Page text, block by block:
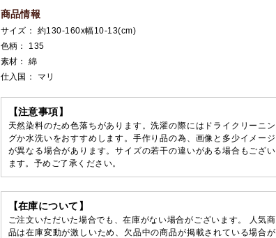
商品情報
サイズ： 約130-160x幅10-13(cm)
色柄： 135
素材： 綿
仕入国： マリ
【注意事項】
天然染料のため色落ちがあります。洗濯の際にはドライクリーニン
グか水洗いをおすすめします。手作り品の為、画像と多少イメージ
が異なる場合があります。サイズの若干の違いがある場合もござい
ます。予めご了承ください。
【在庫について】
ご注文いただいた場合でも、在庫がない場合がございます。 人気商
品は在庫変動が激しいため、欠品中の商品が掲載されている場合が